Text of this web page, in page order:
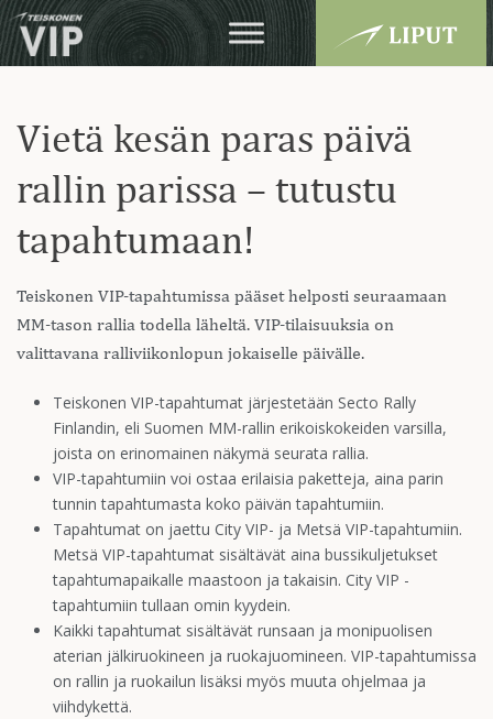
Vietä kesän paras päivä
rallin parissa – tutustu
tapahtumaan!
Teiskonen VIP-tapahtumissa pääset helposti seuraamaan
MM-tason rallia todella läheltä. VIP-tilaisuuksia on
valittavana ralliviikonlopun jokaiselle päivälle.
Teiskonen VIP-tapahtumat järjestetään Secto Rally
Finlandin, eli Suomen MM-rallin erikoiskokeiden varsilla,
joista on erinomainen näkymä seurata rallia.
VIP-tapahtumiin voi ostaa erilaisia paketteja, aina parin
tunnin tapahtumasta koko päivän tapahtumiin.
Tapahtumat on jaettu City VIP- ja Metsä VIP-tapahtumiin.
Metsä VIP-tapahtumat sisältävät aina bussikuljetukset
tapahtumapaikalle maastoon ja takaisin. City VIP -
tapahtumiin tullaan omin kyydein.
Kaikki tapahtumat sisältävät runsaan ja monipuolisen
aterian jälkiruokineen ja ruokajuomineen. VIP-tapahtumissa
on rallin ja ruokailun lisäksi myös muuta ohjelmaa ja
viihdykettä.